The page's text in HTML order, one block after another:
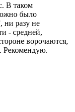
В таком
было
ни разу не
- средней,
ворочаются,
Рекомендую.